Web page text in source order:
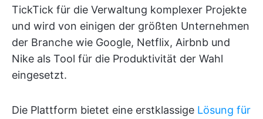
TickTick für die Verwaltung komplexer Projekte
und wird von einigen der größten Unternehmen
der Branche wie Google, Netflix, Airbnb und
Nike als Tool für die Produktivität der Wahl
eingesetzt.
Die Plattform bietet eine erstklassige Lösung für